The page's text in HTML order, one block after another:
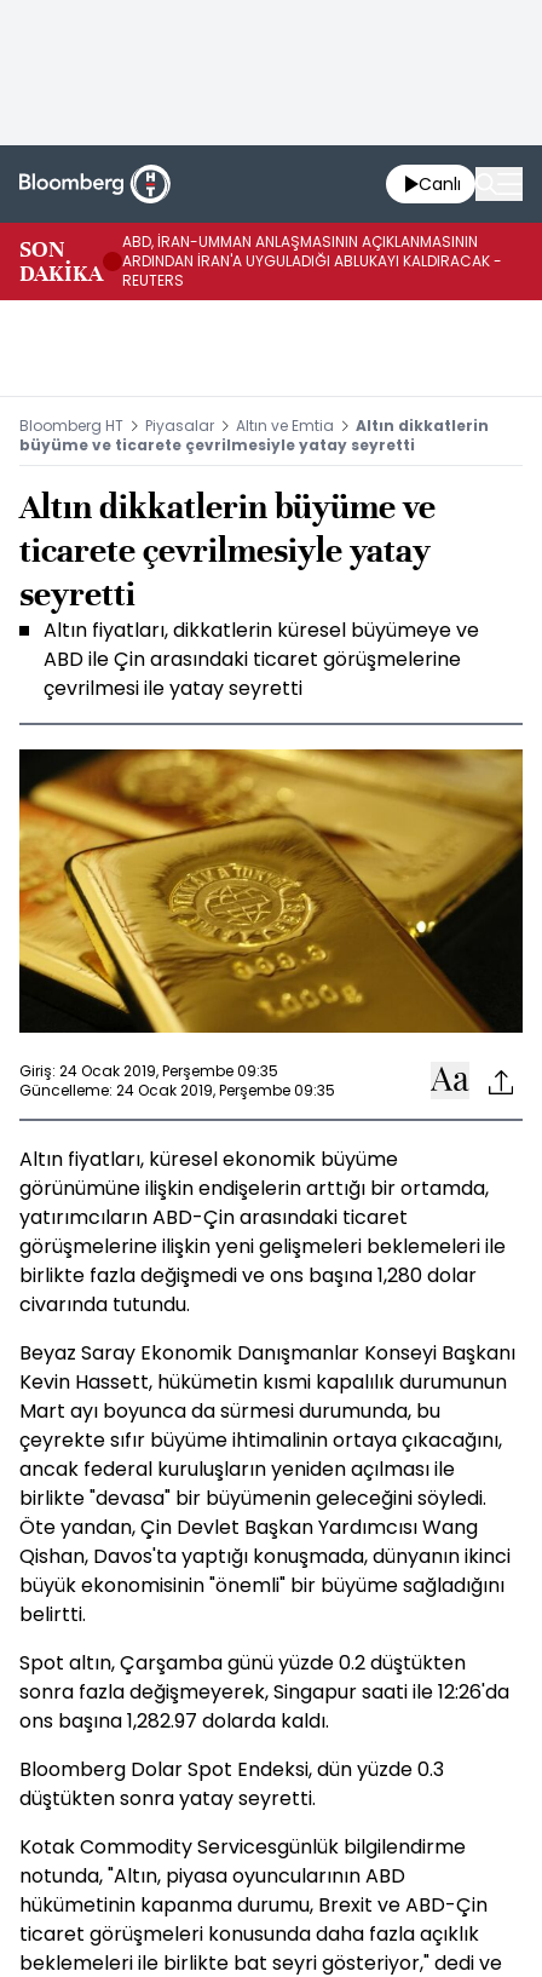
Canlı
SON
DAKİKA
ABD, İRAN-UMMAN ANLAŞMASININ AÇIKLANMASININ
ARDINDAN İRAN'A UYGULADIĞI ABLUKAYI KALDIRACAK -
REUTERS
Bloomberg HT Piyasalar Altın ve Emtia
Altın dikkatlerin
büyüme ve ticarete çevrilmesiyle yatay seyretti
Altın dikkatlerin büyüme ve
ticarete çevrilmesiyle yatay
seyretti
Altın fiyatları, dikkatlerin küresel büyümeye ve
ABD ile Çin arasındaki ticaret görüşmelerine
çevrilmesi ile yatay seyretti
Giriş: 24 Ocak 2019, Perşembe 09:35
Güncelleme: 24 Ocak 2019, Perşembe 09:35
Altın fiyatları, küresel ekonomik büyüme
görünümüne ilişkin endişelerin arttığı bir ortamda,
yatırımcıların ABD-Çin arasındaki ticaret
görüşmelerine ilişkin yeni gelişmeleri beklemeleri ile
birlikte fazla değişmedi ve ons başına 1,280 dolar
civarında tutundu.
Beyaz Saray Ekonomik Danışmanlar Konseyi Başkanı
Kevin Hassett, hükümetin kısmi kapalılık durumunun
Mart ayı boyunca da sürmesi durumunda, bu
çeyrekte sıfır büyüme ihtimalinin ortaya çıkacağını,
ancak federal kuruluşların yeniden açılması ile
birlikte "devasa" bir büyümenin geleceğini söyledi.
Öte yandan, Çin Devlet Başkan Yardımcısı Wang
Qishan, Davos'ta yaptığı konuşmada, dünyanın ikinci
büyük ekonomisinin "önemli" bir büyüme sağladığını
belirtti.
Spot altın, Çarşamba günü yüzde 0.2 düştükten
sonra fazla değişmeyerek, Singapur saati ile 12:26'da
ons başına 1,282.97 dolarda kaldı.
Bloomberg Dolar Spot Endeksi, dün yüzde 0.3
düştükten sonra yatay seyretti.
Kotak Commodity Servicesgünlük bilgilendirme
notunda, "Altın, piyasa oyuncularının ABD
hükümetinin kapanma durumu, Brexit ve ABD-Çin
ticaret görüşmeleri konusunda daha fazla açıklık
beklemeleri ile birlikte bat seyri gösteriyor," dedi ve